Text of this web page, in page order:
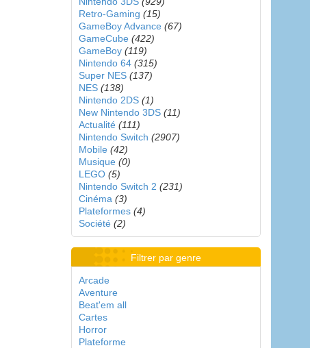
Retro-Gaming (15)
GameBoy Advance (67)
GameCube (422)
GameBoy (119)
Nintendo 64 (315)
Super NES (137)
NES (138)
Nintendo 2DS (1)
New Nintendo 3DS (11)
Actualité (111)
Nintendo Switch (2907)
Mobile (42)
Musique (0)
LEGO (5)
Nintendo Switch 2 (231)
Cinéma (3)
Plateformes (4)
Société (2)
Filtrer par genre
Arcade
Aventure
Beat'em all
Cartes
Horror
Plateforme